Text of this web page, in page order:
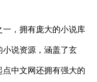
，拥有庞大的小说库
说资源，涵盖了玄
中文网还拥有强大的